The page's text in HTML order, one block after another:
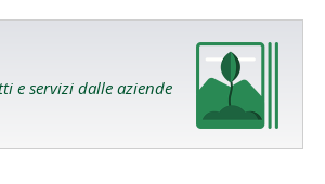
e servizi dalle aziende